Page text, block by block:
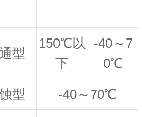
型
150℃以
下
-40～7
0℃
型 -40～70℃